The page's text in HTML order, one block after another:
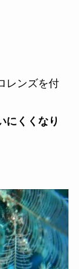
レンズを付
にくくなり